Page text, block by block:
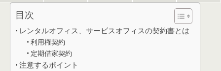
目次
レンタルオフィス、サービスオフィスの契約書とは
利用権契約
定期借家契約
注意するポイント